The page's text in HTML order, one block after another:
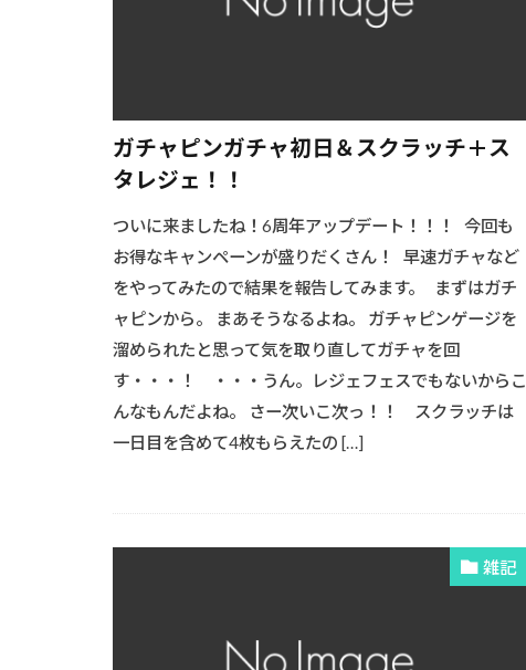
ガチャピンガチャ初日＆スクラッチ＋ス
タレジェ！！
ついに来ましたね！6周年アップデート！！！ 今回も
お得なキャンペーンが盛りだくさん！ 早速ガチャなど
をやってみたので結果を報告してみます。 まずはガチ
ャピンから。 まあそうなるよね。 ガチャピンゲージを
溜められたと思って気を取り直してガチャを回
す・・・！ ・・・うん。レジェフェスでもないからこ
んなもんだよね。 さー次いこ次っ！！ スクラッチは
一日目を含めて4枚もらえたの […]
雑記